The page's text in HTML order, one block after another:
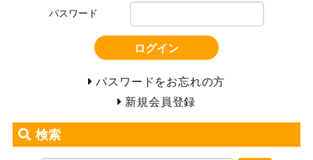
パスワード
ログイン
パスワードをお忘れの方
新規会員登録
検索